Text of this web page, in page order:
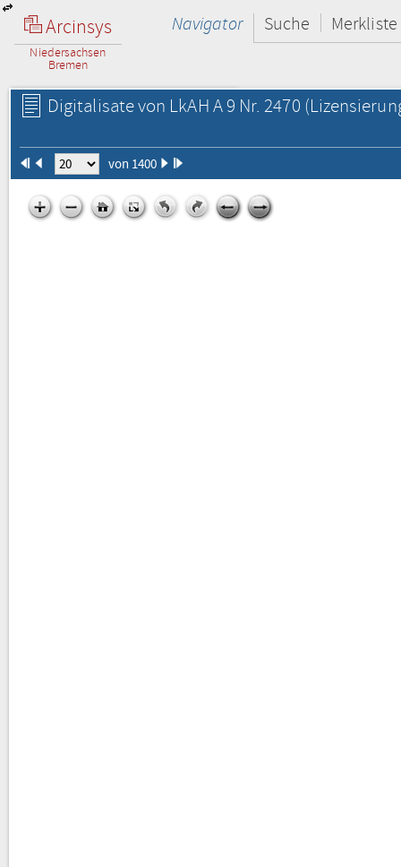
Arcinsys
Niedersachsen
Bremen
Navigator Suche Merkliste
Digitalisate von LkAH A 9 Nr. 2470
von 1400